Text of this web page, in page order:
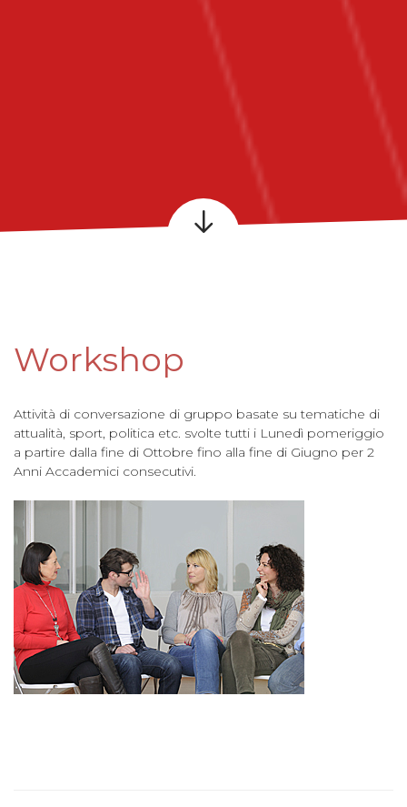
Workshop
Attività di conversazione di gruppo basate su tematiche di
attualità, sport, politica etc. svolte tutti i Lunedì pomeriggio
a partire dalla fine di Ottobre fino alla fine di Giugno per 2
Anni Accademici consecutivi.